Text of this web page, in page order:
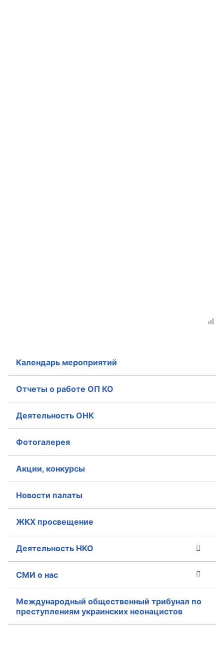
Календарь мероприятий
Отчеты о работе ОП КО
Деятельность ОНК
Фотогалерея
Акции, конкурсы
Новости палаты
ЖКХ просвещение
Деятельность НКО
СМИ о нас
Международный общественный трибунал по
преступлениям украинских неонацистов